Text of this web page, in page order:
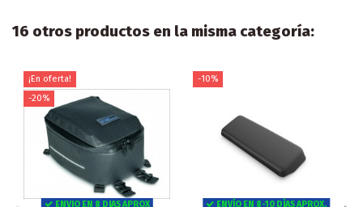
16 otros productos en la misma categoría:
¡En oferta!
-20%
ENVIO EN 8 DIAS APROX
-10%
ENVÍO EN 8-10 DÍAS APROX.